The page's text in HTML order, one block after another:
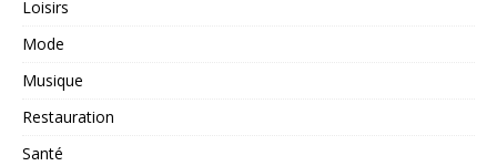
Loisirs
Mode
Musique
Restauration
Santé